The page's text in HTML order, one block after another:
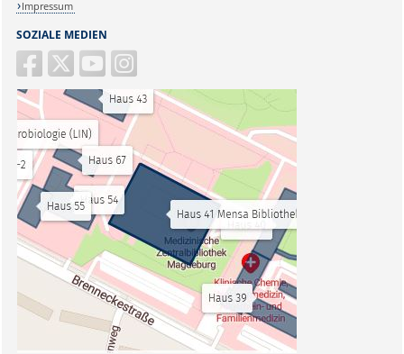
SOZIALE MEDIEN
Impressum